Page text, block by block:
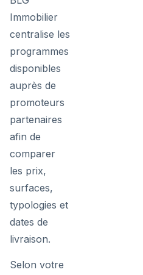
Immobilier
centralise les
programmes
disponibles
auprès de
promoteurs
partenaires
afin de
comparer
les prix,
surfaces,
typologies et
dates de
livraison.
Selon votre